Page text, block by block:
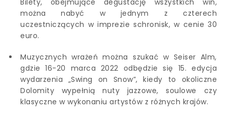
można nabyć w jednym z czterech
uczestniczących w imprezie schronisk, w cenie 30
euro.
Muzycznych wrażeń można szukać w Seiser Alm,
gdzie 16-20 marca 2022 odbędzie się 15. edycja
wydarzenia „Swing on Snow”, kiedy to okoliczne
Dolomity wypełnią nuty jazzowe, soulowe czy
klasyczne w wykonaniu artystów z różnych krajów.